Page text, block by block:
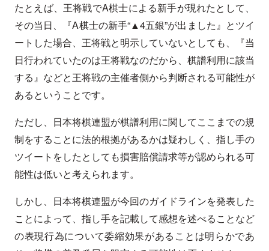
たとえば、王将戦でA棋士による新手が現れたとして、
その当日、『A棋士の新手“▲4五銀”が出ました』とツイ
ートした場合、王将戦と明示していないとしても、『当
日行われていたのは王将戦なのだから、棋譜利用に該当
する』などと王将戦の主催者側から判断される可能性が
あるということです。
ただし、日本将棋連盟が棋譜利用に関してここまでの規
制をすることに法的根拠があるかは疑わしく、指し手の
ツイートをしたとしても損害賠償請求等が認められる可
能性は低いと考えられます。
しかし、日本将棋連盟が今回のガイドラインを発表した
ことによって、指し手を記載して感想を述べることなど
の表現行為について委縮効果があることは明らかであ